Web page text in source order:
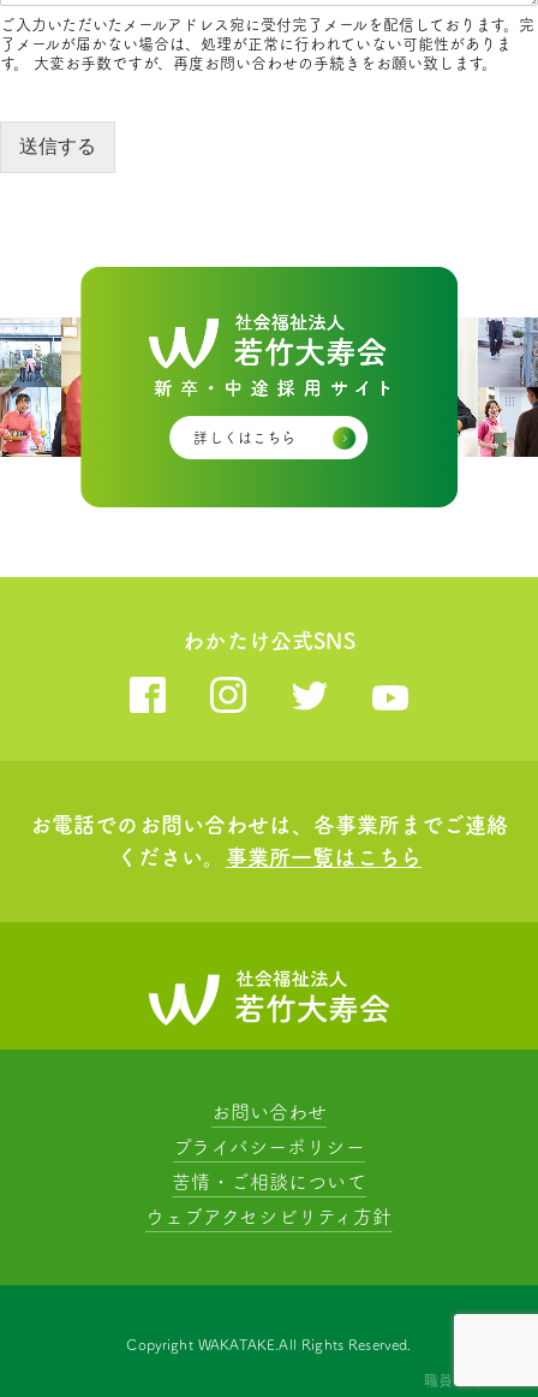
ご入力いただいたメールアドレス宛に受付完了メールを配信しております。完
了メールが届かない場合は、処理が正常に行われていない可能性がありま
す。 大変お手数ですが、再度お問い合わせの手続きをお願い致します。
送信する
詳しくはこちら
わかたけ公式SNS
お電話でのお問い合わせは、各事業所までご連絡
ください。 事業所一覧はこちら
お問い合わせ
プライバシーポリシー
苦情・ご相談について
ウェブアクセシビリティ方針
職員専用ページ
Copyright WAKATAKE.All Rights Reserved.